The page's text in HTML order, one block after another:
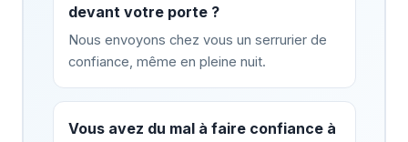
devant votre porte ?
Nous envoyons chez vous un serrurier de
confiance, même en pleine nuit.
Vous avez du mal à faire confiance à